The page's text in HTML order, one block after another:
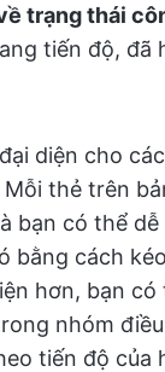
trạng thái
tiến độ, đã
diện cho
Mỗi thẻ trên
bạn có thể
bằng cách
hơn, bạn có
nhóm
tiến độ của